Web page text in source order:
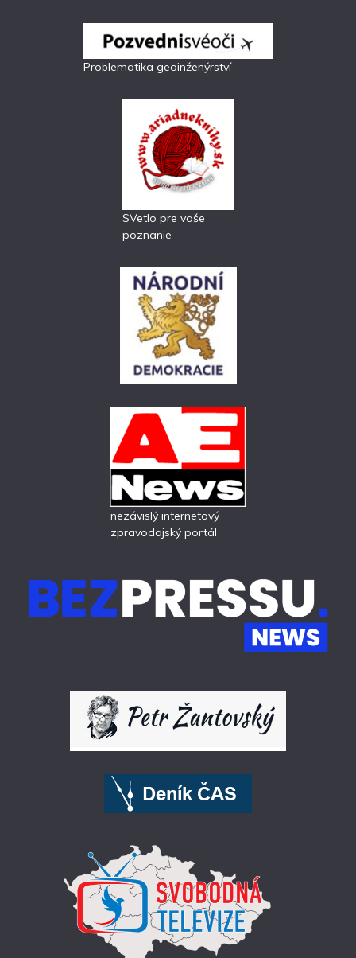
Problematika geoinženýrství
SVetlo pre vaše
poznanie
nezávislý internetový
zpravodajský portál